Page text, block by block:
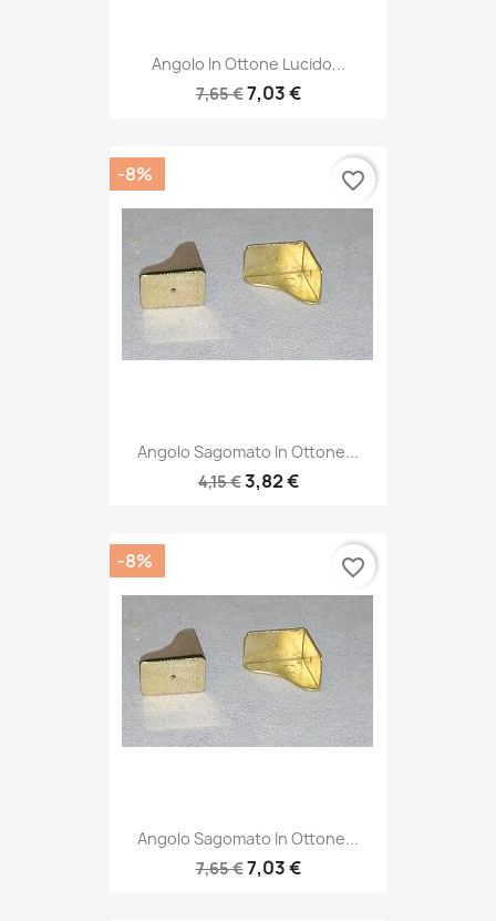
Angolo In Ottone Lucido...
7,65 €7,03 €
Angolo Sagomato In Ottone...
4,15 €3,82 €
-8% favorite_border
Angolo Sagomato In Ottone...
7,65 €7,03 €
-8% favorite_border